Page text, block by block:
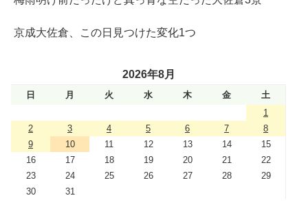
京成大佐倉、この日見つけた変化1つ
2026年8月
日 月 火 水 木 金
土
1
2
3 4 5 6 7
8
9
10 11 12 13 14
15
16
17 18 19 20 21
22
23
24 25 26 27 28
29
30
31